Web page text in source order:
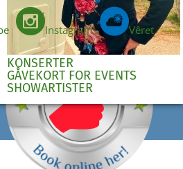
Instagram Vêret
KONSERTER
GÅVEKORT FOR EVENTS
SHOWARTISTER
NO